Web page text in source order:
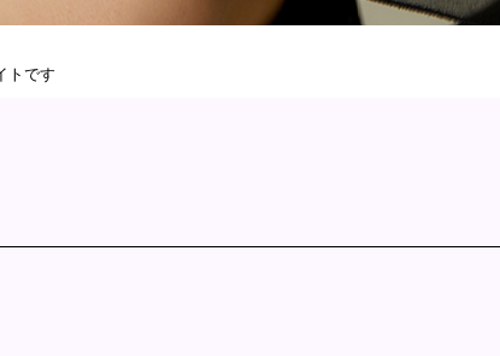
トです